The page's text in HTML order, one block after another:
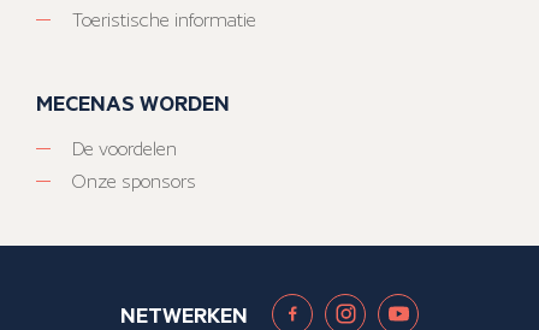
Toeristische informatie
MECENAS WORDEN
De voordelen
Onze sponsors
NETWERKEN